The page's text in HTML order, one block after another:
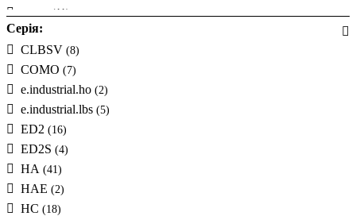
(11)
Серія:
CLBSV (8)
COMO (7)
e.industrial.ho (2)
e.industrial.lbs (5)
ED2 (16)
ED2S (4)
HA (41)
HAE (2)
HC (18)